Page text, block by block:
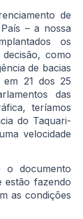
de
– a nossa
os
como
de bacias
em 21 dos 25
das
teríamos
do Taquari-
velocidade
o documento
estão fazendo
as condições